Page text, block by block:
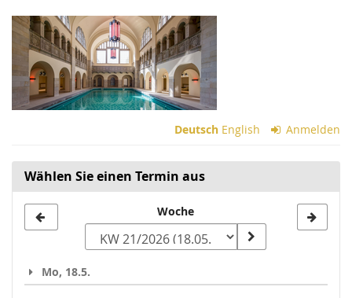
Zum
Haupt-
Inhalt
springen
Deutsch English Anmelden
Wählen Sie einen Termin aus
zur
auswählen
Woche
Mo, 18.5.